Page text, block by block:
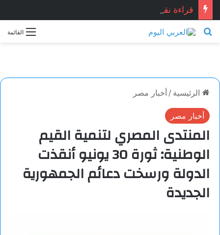
القائمة بحث عن
الرئيسية / أخبار مصر
أخبار مصر
المنتدى المصري لتنمية القيم
الوطنية: ثورة 30 يونيو أنقذت
الدولة ورسخت دعائم الجمهورية
الجديدة